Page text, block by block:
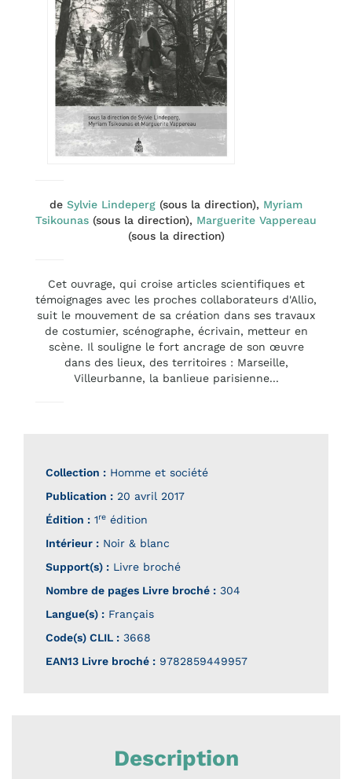
de Sylvie Lindeperg (sous la direction), Myriam
Tsikounas (sous la direction), Marguerite Vappereau
(sous la direction)
Cet ouvrage, qui croise articles scientifiques et
témoignages avec les proches collaborateurs d'Allio,
suit le mouvement de sa création dans ses travaux
de costumier, scénographe, écrivain, metteur en
scène. Il souligne le fort ancrage de son œuvre
dans des lieux, des territoires : Marseille,
Villeurbanne, la banlieue parisienne...
Collection : Homme et société
Publication : 20 avril 2017
Édition : 1re édition
Intérieur : Noir & blanc
Support(s) : Livre broché
Nombre de pages Livre broché : 304
Langue(s) : Français
Code(s) CLIL : 3668
EAN13 Livre broché : 9782859449957
Description